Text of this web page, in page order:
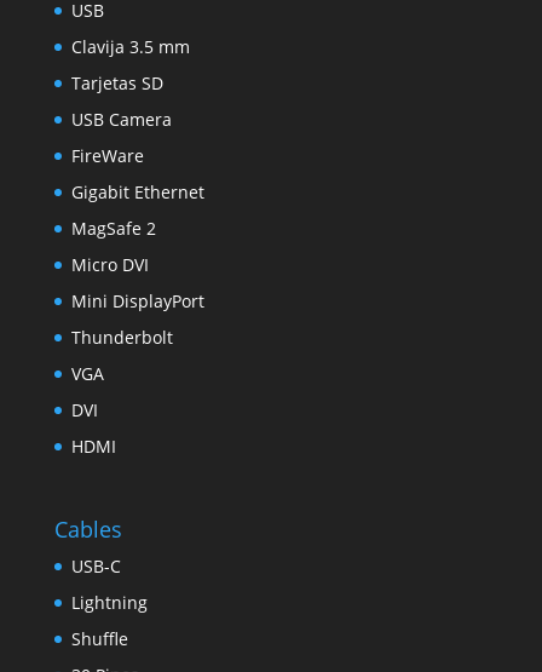
USB
Clavija 3.5 mm
Tarjetas SD
USB Camera
FireWare
Gigabit Ethernet
MagSafe 2
Micro DVI
Mini DisplayPort
Thunderbolt
VGA
DVI
HDMI
Cables
USB-C
Lightning
Shuffle